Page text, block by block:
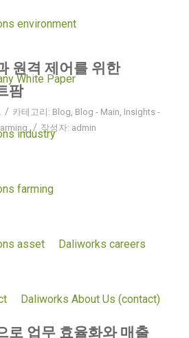
environment
White Paper
industry
farming
asset Daliworks careers
Daliworks About Us (contact)
원격 제어를 위한
팜
/ 카테고리: Blog, Blog - Main, Insights -
/ 작성자: admin
니터링 하고 최적의 농장 관리가
비스를 소개합니다!
로 업무 효율화와 매출